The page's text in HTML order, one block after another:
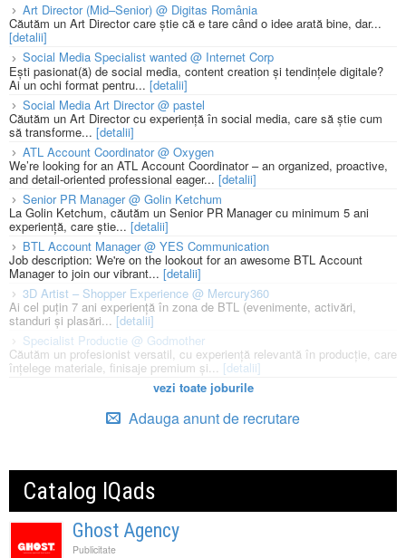
Art Director (Mid–Senior) @ Digitas România
Căutăm un Art Director care știe că e tare când o idee arată bine, dar...
[detalii]
Social Media Specialist wanted @ Internet Corp
Ești pasionat(ă) de social media, content creation și tendințele digitale?
Ai un ochi format pentru... [detalii]
Social Media Art Director @ pastel
Căutăm un Art Director cu experiență în social media, care să știe cum
să transforme... [detalii]
ATL Account Coordinator @ Oxygen
We’re looking for an ATL Account Coordinator – an organized, proactive,
and detail-oriented professional eager... [detalii]
Senior PR Manager @ Golin Ketchum
La Golin Ketchum, căutăm un Senior PR Manager cu minimum 5 ani
experiență, care știe... [detalii]
BTL Account Manager @ YES Communication
Job description: We're on the lookout for an awesome BTL Account
Manager to join our vibrant... [detalii]
3D Artist – Shopper Experience @ Mercury360
Ai cel puțin 7 ani experiență în zona de BTL (evenimente, activări,
standuri și plasări...[detalii]
Specialist Productie @ Godmother
Căutăm un profesionist versatil, cu experiență relevantă în producție, care
înțelege materiale, finisaje premium și... [detalii]
vezi toate joburile
Adauga anunt de recrutare
Catalog IQads
Ghost Agency
Publicitate